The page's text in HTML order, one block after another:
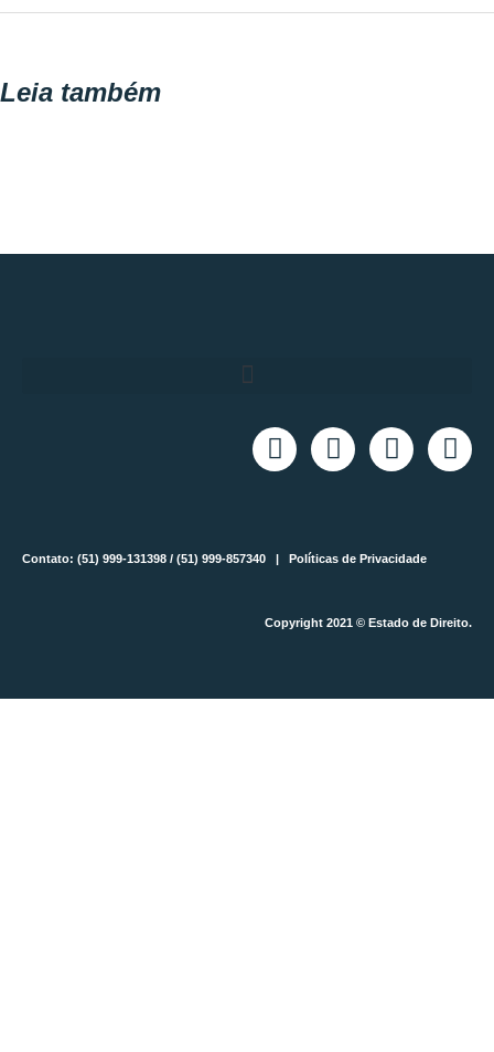
Leia também
Contato: (51) 999-131398 / (51) 999-857340 | Políticas de Privacidade
Copyright 2021 © Estado de Direito.